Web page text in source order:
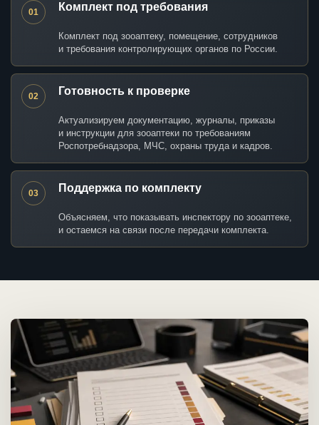
01 Комплект под требования
Комплект под зооаптеку, помещение, сотрудников
и требования контролирующих органов по России.
02 Готовность к проверке
Актуализируем документацию, журналы, приказы
и инструкции для зооаптеки по требованиям
Роспотребнадзора, МЧС, охраны труда и кадров.
03 Поддержка по комплекту
Объясняем, что показывать инспектору по зооаптеке,
и остаемся на связи после передачи комплекта.